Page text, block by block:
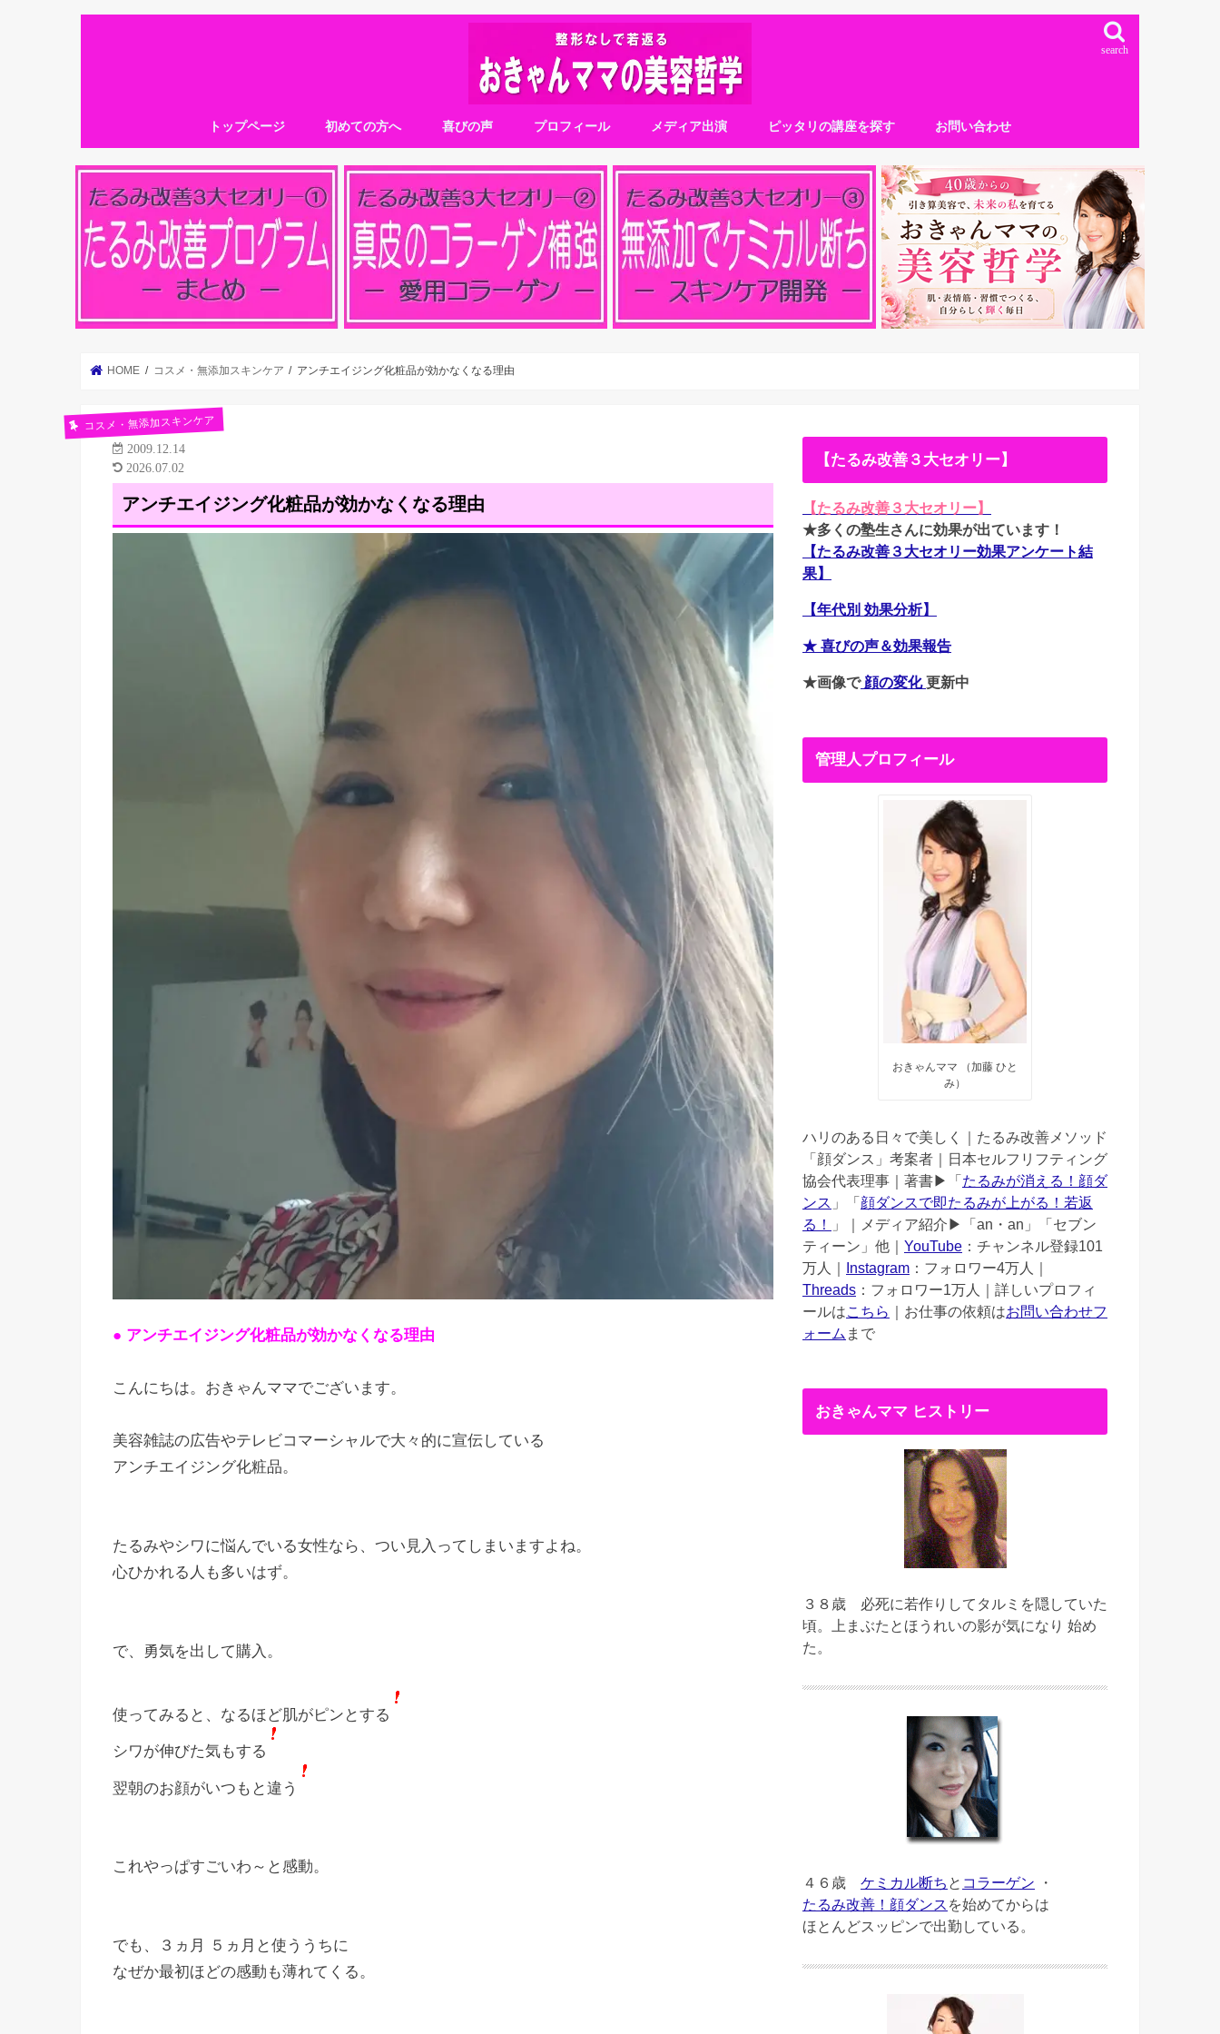
search
トップページ 初めての方へ 喜びの声 プロフィール メディア出演 ピッタリの講座を探す お問い合わせ
HOME コスメ・無添加スキンケア アンチエイジング化粧品が効かなくなる理由
コスメ・無添加スキンケア
2009.12.14
2026.07.02
アンチエイジング化粧品が効かなくなる理由
● アンチエイジング化粧品が効かなくなる理由
こんにちは。おきゃんママでございます。
美容雑誌の広告やテレビコマーシャルで大々的に宣伝している
アンチエイジング化粧品。
たるみやシワに悩んでいる女性なら、つい見入ってしまいますよね。
心ひかれる人も多いはず。
で、勇気を出して購入。
使ってみると、なるほど肌がピンとする
シワが伸びた気もする
翌朝のお顔がいつもと違う
これやっぱすごいわ～と感動。
でも、３ヵ月 ５ヵ月と使ううちに
なぜか最初ほどの感動も薄れてくる。
【たるみ改善３大セオリー】
【たるみ改善３大セオリー】
★多くの塾生さんに効果が出ています！
【たるみ改善３大セオリー効果アンケート結
果】
【年代別 効果分析】
★ 喜びの声＆効果報告
★画像で顔の変化更新中
管理人プロフィール
おきゃんママ （加藤 ひと
み）
ハリのある日々で美しく｜たるみ改善メソッド
「顔ダンス」考案者｜日本セルフリフティング
協会代表理事｜著書▶︎「 たるみが消える！顔ダ
ンス 」「 顔ダンスで即たるみが上がる！若返
る！
」｜メディア紹介▶︎「an・an」「セブン
ティーン」他｜ YouTube ：チャンネル登録101
万人｜
Instagram ：フォロワー4万人｜
Threads ：フォロワー1万人｜詳しいプロフィ
ールはこちら ｜お仕事の依頼はお問い合わせフ
ォーム まで
おきゃんママ ヒストリー
３８歳 必死に若作りしてタルミを隠していた
頃。上まぶたとほうれいの影が気になり 始め
た。
４６歳 ケミカル断ち と コラーゲン ・
たるみ改善！顔ダンス を始めてからは
ほとんどスッピンで出勤している。